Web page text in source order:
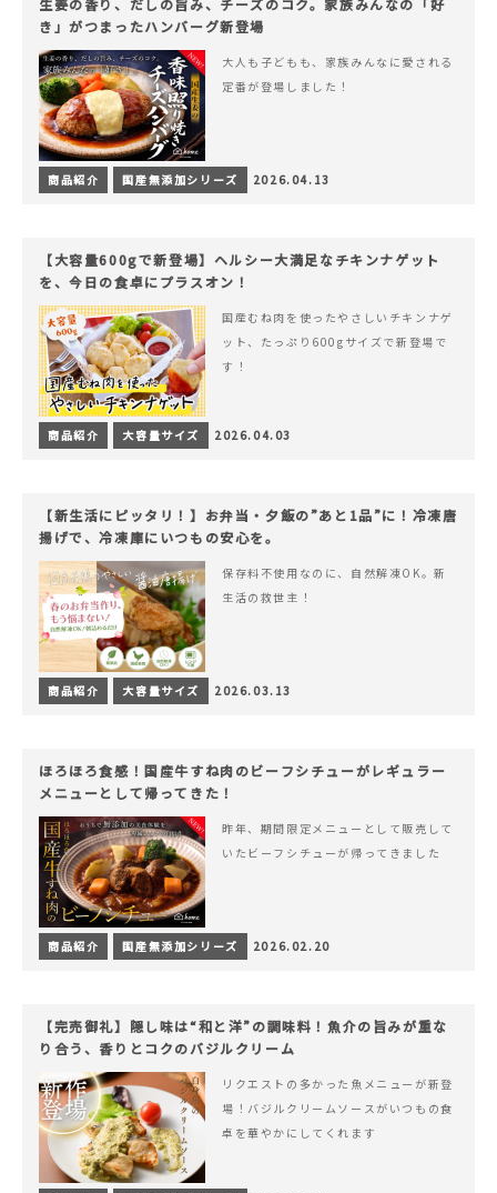
生姜の香り、だしの旨み、チーズのコク。家族みんなの「好
き」がつまったハンバーグ新登場
大人も子どもも、家族みんなに愛される
定番が登場しました！
商品紹介 国産無添加シリーズ 2026.04.13
【大容量600gで新登場】ヘルシー大満足なチキンナゲット
を、今日の食卓にプラスオン！
国産むね肉を使ったやさしいチキンナゲ
ット、たっぷり600gサイズで新登場で
す！
商品紹介 大容量サイズ 2026.04.03
【新生活にピッタリ！】お弁当・夕飯の”あと1品”に！冷凍唐
揚げで、冷凍庫にいつもの安心を。
保存料不使用なのに、自然解凍OK。新
生活の救世主！
商品紹介 大容量サイズ 2026.03.13
ほろほろ食感！国産牛すね肉のビーフシチューがレギュラー
メニューとして帰ってきた！
昨年、期間限定メニューとして販売して
いたビーフシチューが帰ってきました
商品紹介 国産無添加シリーズ 2026.02.20
【完売御礼】隠し味は“和と洋”の調味料！魚介の旨みが重な
り合う、香りとコクのバジルクリーム
リクエストの多かった魚メニューが新登
場！バジルクリームソースがいつもの食
卓を華やかにしてくれます